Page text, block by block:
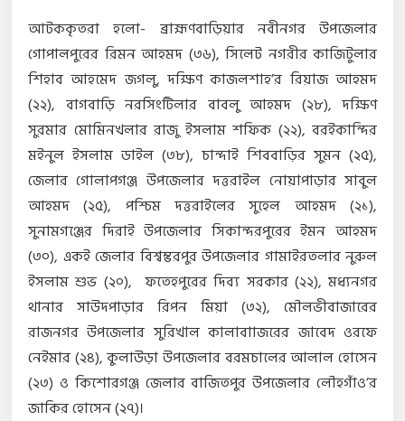
আটককৃতরা হলো- ব্রাহ্মণবাড়িয়ার নবীনগর উপজেলার
গোপালপুরের রিমন আহমদ (৩৬), সিলেট নগরীর কাজিটুলার
শিহাব আহমেদ জগলু, দক্ষিণ কাজলশাহ’র রিয়াজ আহমদ
(২২), বাগবাড়ি নরসিংটিলার বাবলু আহমদ (২৮), দক্ষিণ
সুরমার মোমিনখলার রাজু ইসলাম শফিক (২২), বরইকান্দির
মইনুল ইসলাম ডাইল (৩৮), চান্দাই শিববাড়ির সুমন (২৫),
জেলার গোলাপগঞ্জ উপজেলার দত্তরাইল নোয়াপাড়ার সাবুল
আহমদ (২৫), পশ্চিম দত্তরাইলের সুহেল আহমদ (২১),
সুনামগঞ্জের দিরাই উপজেলার সিকান্দরপুরের ইমন আহমদ
(৩০), একই জেলার বিশ্বম্ভরপুর উপজেলার গামাইরতলার নুরুল
ইসলাম শুভ (২০), ফতেহপুরের দিব্য সরকার (২২), মধ্যনগর
থানার সাউদপাড়ার রিপন মিয়া (৩২), মৌলভীবাজারের
রাজনগর উপজেলার সুরিখাল কালাবাাজরের জাবেদ ওরফে
নেইমার (২৪), কুলাউড়া উপজেলার বরমচালের আলাল হোসেন
(২৩) ও কিশোরগঞ্জ জেলার বাজিতপুর উপজেলার লৌহগাঁও’র
জাকির হোসেন (২৭)।